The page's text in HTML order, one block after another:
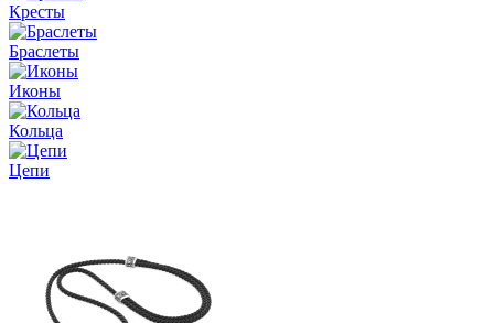
Кресты
Браслеты
Иконы
Кольца
Цепи